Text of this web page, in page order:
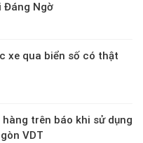
Đáng Ngờ
xe qua biển số có thật
trên báo khi sử dụng
VDT